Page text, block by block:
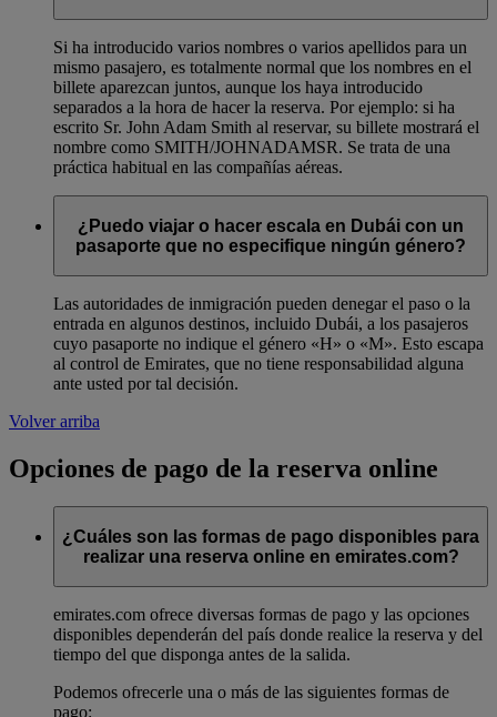
Si ha introducido varios nombres o varios apellidos para un
mismo pasajero, es totalmente normal que los nombres en el
billete aparezcan juntos, aunque los haya introducido
separados a la hora de hacer la reserva. Por ejemplo: si ha
escrito Sr. John Adam Smith al reservar, su billete mostrará el
nombre como SMITH/JOHNADAMSR. Se trata de una
práctica habitual en las compañías aéreas.
¿Puedo viajar o hacer escala en Dubái con un
pasaporte que no especifique ningún género?
Las autoridades de inmigración pueden denegar el paso o la
entrada en algunos destinos, incluido Dubái, a los pasajeros
cuyo pasaporte no indique el género «H» o «M». Esto escapa
al control de Emirates, que no tiene responsabilidad alguna
ante usted por tal decisión.
Volver arriba
Opciones de pago de la reserva online
¿Cuáles son las formas de pago disponibles para
realizar una reserva online en emirates.com?
emirates.com ofrece diversas formas de pago y las opciones
disponibles dependerán del país donde realice la reserva y del
tiempo del que disponga antes de la salida.
Podemos ofrecerle una o más de las siguientes formas de
pago: